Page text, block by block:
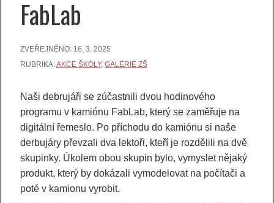
FabLab
ZVEŘEJNĚNO: 16. 3. 2025
RUBRIKA:AKCE ŠKOLY, GALERIE ZŠ
Naši debrujáři se zúčastnili dvou hodinového
programu v kamiónu FabLab, který se zaměřuje na
digitální řemeslo. Po příchodu do kamiónu si naše
derbujáry převzali dva lektoři, kteří je rozdělili na dvě
skupinky. Úkolem obou skupin bylo, vymyslet nějaký
produkt, který by dokázali vymodelovat na počítači a
poté v kamionu vyrobit.